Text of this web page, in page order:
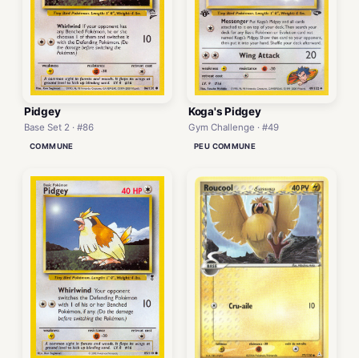
Pidgey
Base Set 2 · #86
COMMUNE
Koga's Pidgey
Gym Challenge · #49
PEU COMMUNE